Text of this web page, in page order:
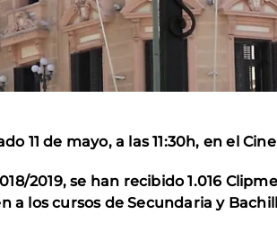
11 de mayo, a las 11:30h, en el
2019, se han recibido 1.016
a los cursos de Secundaria y